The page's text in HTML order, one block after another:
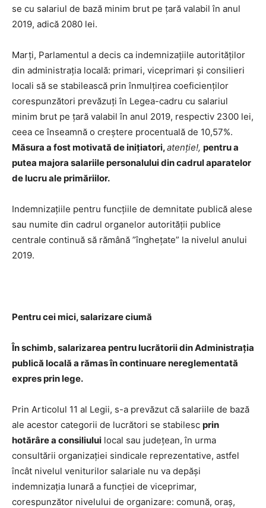
se cu salariul de bază minim brut pe ţară valabil în anul
2019, adică 2080 lei.
Marți, Parlamentul a decis ca indemnizațiile autorităților
din administrația locală: primari, viceprimari și consilieri
locali să se stabilească prin înmulțirea coeficienților
corespunzători prevăzuți în Legea-cadru cu salariul
minim brut pe ţară valabil în anul 2019, respectiv 2300 lei,
ceea ce înseamnă o creștere procentuală de 10,57%.
Măsura a fost motivată de inițiatori,atenție!, pentru a
putea majora salariile personalului din cadrul aparatelor
de lucru ale primăriilor.
Indemnizațiile pentru funcţiile de demnitate publică alese
sau numite din cadrul organelor autorităţii publice
centrale continuă să rămână ”înghețate” la nivelul anului
2019.
Pentru cei mici, salarizare ciumă
În schimb, salarizarea pentru lucrătorii din Administraţia
publică locală a rămas în continuare nereglementată
expres prin lege.
Prin Articolul 11 al Legii, s-a prevăzut că salariile de bază
ale acestor categorii de lucrători se stabilesc prin
hotărâre a consiliului local sau judeţean, în urma
consultării organizaţiei sindicale reprezentative, astfel
încât nivelul veniturilor salariale nu va depăşi
indemnizaţia lunară a funcţiei de viceprimar,
corespunzător nivelului de organizare: comună, oraş,